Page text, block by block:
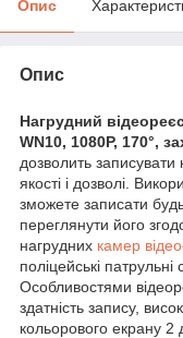
Опис
Опис
Нагрудний
WN10, 1080P, 170°,
дозволить записувати
якості і дозволі.
зможете записати
переглянути його
нагрудних камер
поліцейські
Особливостями
здатність запису,
кольорового екрану